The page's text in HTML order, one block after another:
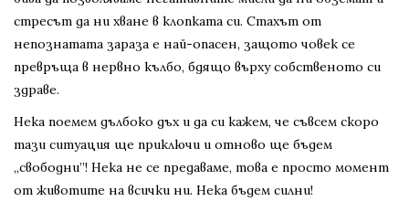
стресът да ни хване в клопката си. Стахът от
непознатата зараза е най-опасен, защото човек се
превръща в нервно кълбо, бдящо върху собственото си
здраве.
Нека поемем дълбоко дъх и да си кажем, че съвсем скоро
тази ситуация ще приключи и отново ще бъдем
„свободни”! Нека не се предаваме, това е просто момент
от животите на всички ни. Нека бъдем силни!